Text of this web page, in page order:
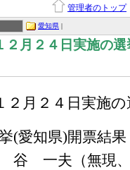
管理者のトップ
愛知県 |
２月２４日実施の
２月２４日実施
(愛知県)開票結
谷 一夫（無現、